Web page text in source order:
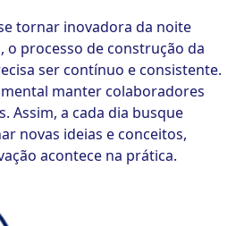
tornar inovadora da noite
o processo de construção da
ser contínuo e consistente.
manter colaboradores
Assim, a cada dia busque
novas ideias e conceitos,
acontece na prática.